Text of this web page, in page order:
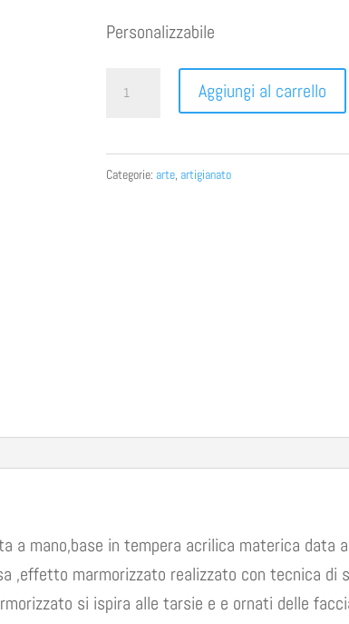
Personalizzabile
FIORENTINO
quantità
Aggiungi al carrello
Categorie: arte, artigianato
a mano,base in tempera acrilica materica data
,effetto marmorizzato realizzato con tecnica di
si ispira alle tarsie e e ornati delle